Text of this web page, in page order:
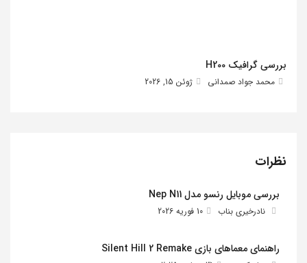
بررسی گرافیک H200
محمد جواد صمدانی ژوئن 15, 2026
نظرات
بررسی موبایل رنسو مدل Nep N11
نادرخیری بناب 10 فوریه 2026
راهنمای معماهای بازی Silent Hill 2 Remake